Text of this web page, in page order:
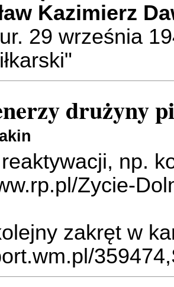
Kazimierz
29 września
drużyny
np.
Zycie-
zakręt w